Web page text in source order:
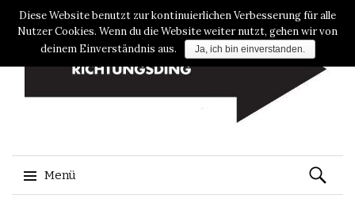
Menü
Suche
nach:
Diese Website benutzt zur kontinuierlichen Verbesserung für alle
Nutzer Cookies. Wenn du die Website weiter nutzt, gehen wir von
deinem Einverständnis aus.
Ja, ich bin einverstanden.